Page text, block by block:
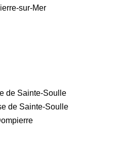
sur-Mer
de Sainte-Soulle
de Sainte-Soulle